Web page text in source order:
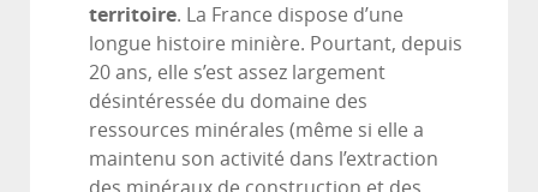
territoire. La France dispose d’une
longue histoire minière. Pourtant, depuis
20 ans, elle s’est assez largement
désintéressée du domaine des
ressources minérales (même si elle a
maintenu son activité dans l’extraction